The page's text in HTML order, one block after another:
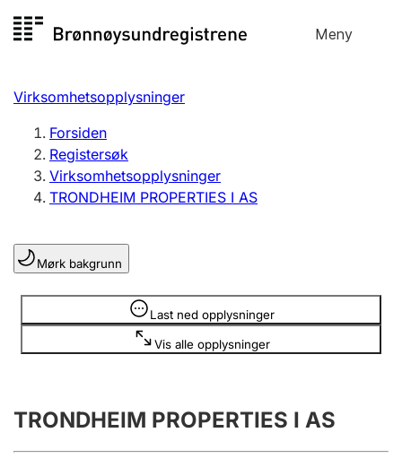
til
Meny
Registersøk
Aksjeselskap
Enkeltpersonforetak
Registrere, endre, slette
Lag og forening
Registrere, endre, slette
Årsregnskap
Innsending og forsinkelsesgebyr
Virksomhetsopplysninger
Forsiden
Registersøk
Virksomhetsopplysninger
TRONDHEIM PROPERTIES I AS
Mørk bakgrunn
Last ned opplysninger
Vis alle opplysninger
Opplysninger er skjult
TRONDHEIM PROPERTIES I AS